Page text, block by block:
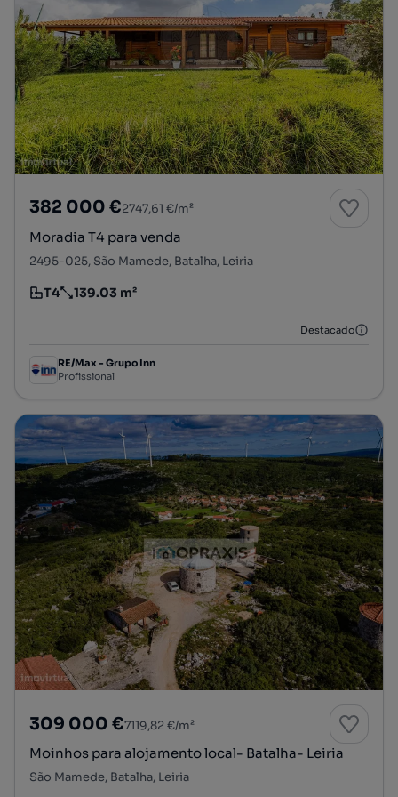
382 000 €2747,61 €/m²
Moradia T4 para venda
2495-025, São Mamede, Batalha, Leiria
Tipologia
T4
Preço por metro quadrado
139.03 m²
Destacado
RE/Max - Grupo Inn
Profissional
309 000 €7119,82 €/m²
Moinhos para alojamento local- Batalha- Leiria
São Mamede, Batalha, Leiria